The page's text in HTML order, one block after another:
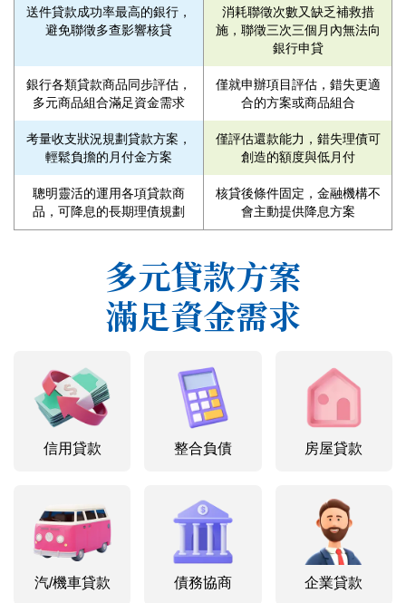
送件貸款成功率最高的銀行，
避免聯徵多查影響核貸
消耗聯徵次數又缺乏補救措
施，聯徵三次三個月內無法向
銀行申貸
銀行各類貸款商品同步評估，
多元商品組合滿足資金需求
僅就申辦項目評估，錯失更適
合的方案或商品組合
考量收支狀況規劃貸款方案，
輕鬆負擔的月付金方案
僅評估還款能力，錯失理債可
創造的額度與低月付
聰明靈活的運用各項貸款商
品，可降息的長期理債規劃
核貸後條件固定，金融機構不
會主動提供降息方案
多元貸款方案
滿足資金需求
信用貸款 整合負債 房屋貸款
汽/機車貸款 債務協商 企業貸款